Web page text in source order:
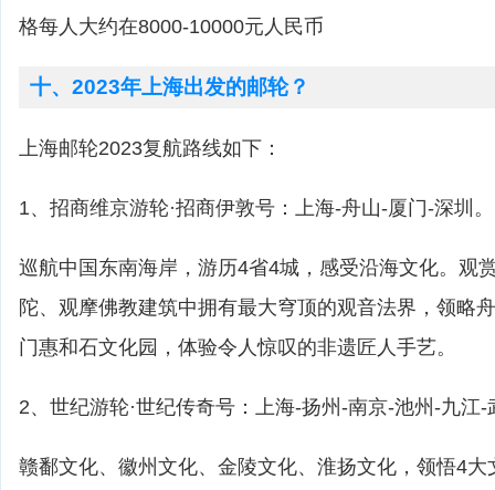
格每人大约在8000-10000元人民币
十、2023年上海出发的邮轮？
上海邮轮2023复航路线如下：
1、招商维京游轮·招商伊敦号：上海-舟山-厦门-深圳。
巡航中国东南海岸，游历4省4城，感受沿海文化。观
陀、观摩佛教建筑中拥有最大穹顶的观音法界，领略
门惠和石文化园，体验令人惊叹的非遗匠人手艺。
2、世纪游轮·世纪传奇号：上海-扬州-南京-池州-九江-
赣鄱文化、徽州文化、金陵文化、淮扬文化，领悟4